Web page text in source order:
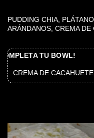
PUDDING CHIA,
ARÁNDANOS, CREMA DE
BOWL!
CREMA DE CACAHUETE